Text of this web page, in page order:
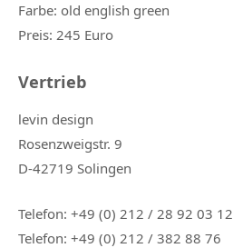
Farbe: old english green
Preis: 245 Euro
Vertrieb
levin design
Rosenzweigstr. 9
D-42719 Solingen
Telefon: +49 (0) 212 / 28 92 03 12
Telefon: +49 (0) 212 / 382 88 76